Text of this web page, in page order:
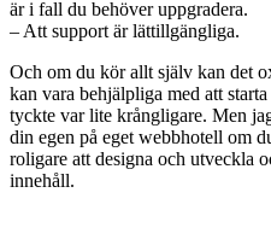
är i fall du behöver uppgradera.
– Att support är lättillgängliga.
Och om du kör allt själv kan det
kan vara behjälpliga med att
tyckte var lite krångligare. Men
din egen på eget webbhotell om
roligare att designa och utveckla
innehåll.